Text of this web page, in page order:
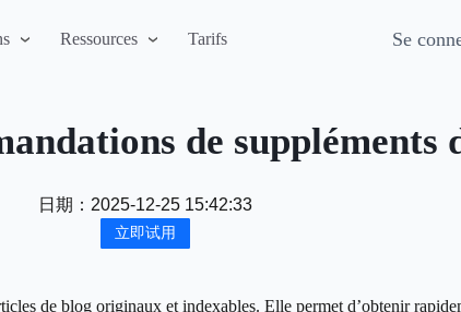
Ressources Tarifs Se
de suppléments
日期： 2025-12-25 15:42:33
立即试用
de blog originaux et indexables. Elle permet d’obtenir